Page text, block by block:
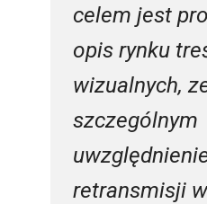
celem jest
opis rynku
wizualnych,
szczególnym
retransmisji